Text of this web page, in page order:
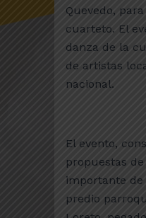
Quevedo,
cuarteto. El
danza de la
de artistas
nacional.
El evento,
propuestas
importante de
predio